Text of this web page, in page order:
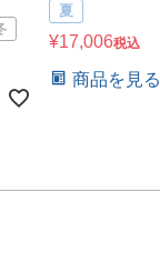
夏
¥17,006税込
商品を見る